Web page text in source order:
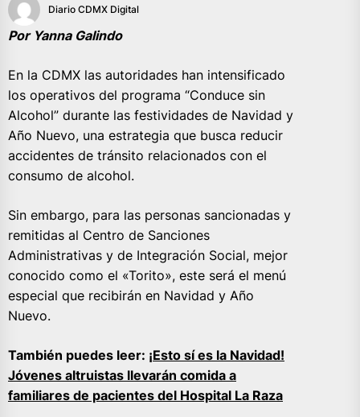
Diario CDMX Digital
Por Yanna Galindo
En la CDMX las autoridades han intensificado
los operativos del programa “Conduce sin
Alcohol” durante las festividades de Navidad y
Año Nuevo, una estrategia que busca reducir
accidentes de tránsito relacionados con el
consumo de alcohol.
Sin embargo, para las personas sancionadas y
remitidas al Centro de Sanciones
Administrativas y de Integración Social, mejor
conocido como el «Torito», este será el menú
especial que recibirán en Navidad y Año
Nuevo.
También puedes leer: ¡Esto sí es la Navidad!
Jóvenes altruistas llevarán comida a
familiares de pacientes del Hospital La Raza